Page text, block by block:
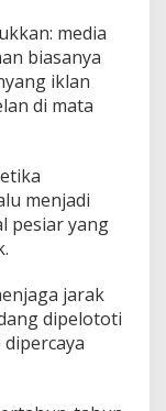
media
biasanya
iklan
di mata
menjadi
pesiar yang
jarak
dipelototi